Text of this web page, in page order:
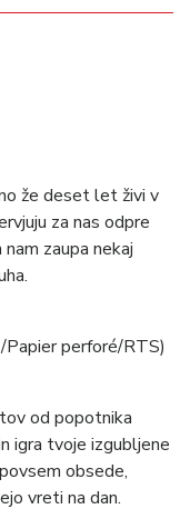
že deset let živi v
za nas odpre
zaupa nekaj
Papier perforé/RTS)
od popotnika
igra tvoje izgubljene
obsede,
vreti na dan.